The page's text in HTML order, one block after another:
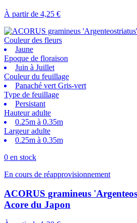
À partir de 4,25 €
Couleur des fleurs
Jaune
Epoque de floraison
Juin à Juillet
Couleur du feuillage
Panaché vert Gris-vert
Type de feuillage
Persistant
Hauteur adulte
0.25m à 0.35m
Largeur adulte
0.25m à 0.35m
0 en stock
En cours de réapprovisionnement
ACORUS gramineus
Acore du Japon